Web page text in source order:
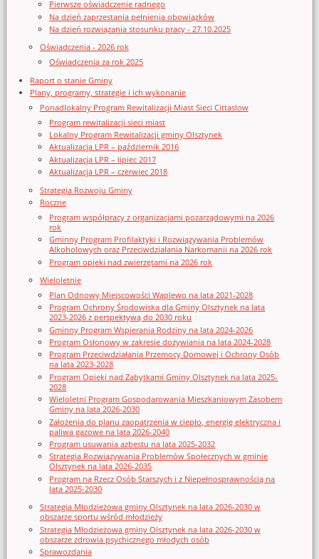
Pierwsze oświadczenie radnego
Na dzień zaprzestania pełnienia obowiązków
Na dzień rozwiązania stosunku pracy - 27.10.2025
Oświadczenia - 2026 rok
Oświadczenia za rok 2025
Raport o stanie Gminy
Plany, programy, strategie i ich wykonanie
Ponadlokalny Program Rewitalizacji Miast Sieci Cittaslow
Program rewitalizacji sieci miast
Lokalny Program Rewitalizacji gminy Olsztynek
Aktualizacja LPR – październik 2016
Aktualizacja LPR – lipiec 2017
Aktualizacja LPR – czerwiec 2018
Strategia Rozwoju Gminy
Roczne
Program współpracy z organizacjami pozarządowymi na 2026
rok
Gminny Program Profilaktyki i Rozwiązywania Problemów
Alkoholowych oraz Przeciwdziałania Narkomanii na 2026 rok
Program opieki nad zwierzętami na 2026 rok
Wieloletnie
Plan Odnowy Miejscowości Waplewo na lata 2021-2028
Program Ochrony Środowiska dla Gminy Olsztynek na lata
2023-2026 z perspektywą do 2030 roku
Gminny Program Wspierania Rodziny na lata 2024-2026
Program Osłonowy w zakresie dożywiania na lata 2024-2028
Program Przeciwdziałania Przemocy Domowej i Ochrony Osób
na lata 2023-2028
Program Opieki nad Zabytkami Gminy Olsztynek na lata 2025-
2028
Wieloletni Program Gospodarowania Mieszkaniowym Zasobem
Gminy na lata 2026-2030
Założenia do planu zaopatrzenia w ciepło, energię elektryczna i
paliwa gazowe na lata 2026-2040
Program usuwania azbestu na lata 2025-2032
Strategia Rozwiązywania Problemów Społecznych w gminie
Olsztynek na lata 2026-2035
Program na Rzecz Osób Starszych i z Niepełnosprawnością na
lata 2025-2030
Strategia Młodzieżowa gminy Olsztynek na lata 2026-2030 w
obszarze sportu wśród młodzieży
Strategia Młodzieżowa gminy Olsztynek na lata 2026-2030 w
obszarze zdrowia psychicznego młodych osób
Sprawozdania